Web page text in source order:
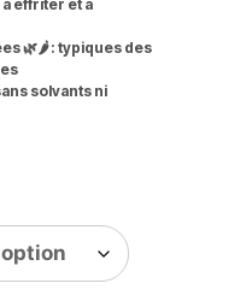
à effriter et à
🌿🌶️ : typiques des
solvants ni